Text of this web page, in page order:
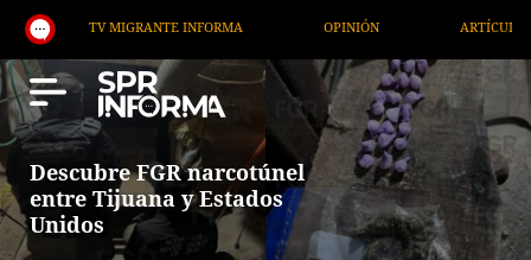
TV MIGRANTE INFORMA ARTÍCULOS
Descubre FGR narcotúnel
entre Tijuana y Estados
Unidos